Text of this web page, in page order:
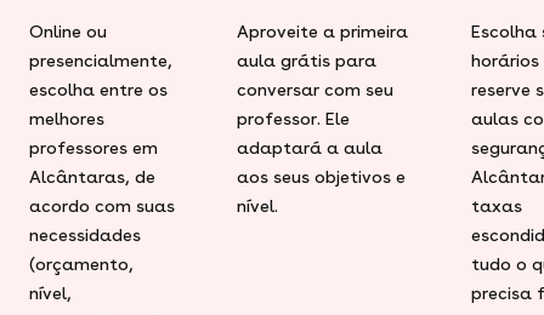
Online ou
presencialmente,
escolha entre os
melhores
professores em
Alcântaras, de
acordo com suas
necessidades
(orçamento,
nível,
Aproveite a primeira
aula grátis para
conversar com seu
professor. Ele
adaptará a aula
aos seus objetivos e
nível.
Escolha
horários
reserve
aulas
taxas
tudo o
precisa